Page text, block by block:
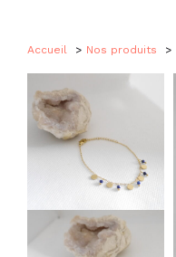
Accueil Nos produits